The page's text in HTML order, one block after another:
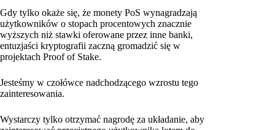
Gdy tylko okaże się, że monety PoS wynagradzają
użytkowników o stopach procentowych znacznie
wyższych niż stawki oferowane przez inne banki,
entuzjaści kryptografii zaczną gromadzić się w
projektach Proof of Stake.
Jesteśmy w czołówce nadchodzącego wzrostu tego
zainteresowania.
Wystarczy tylko otrzymać nagrodę za układanie, aby